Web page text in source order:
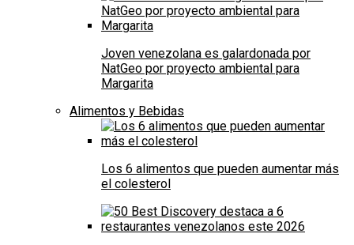
Joven venezolana es galardonada por
NatGeo por proyecto ambiental para
Margarita
Alimentos y Bebidas
Los 6 alimentos que pueden aumentar más
el colesterol